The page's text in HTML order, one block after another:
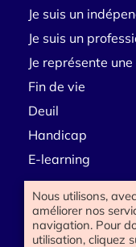
Je suis un
Je suis un
Je représente
Fin de vie
Deuil
Handicap
E-learning
Besoin d’aide
Nous utilisons,
améliorer nos
navigation. Pour
utilisation, cliquez